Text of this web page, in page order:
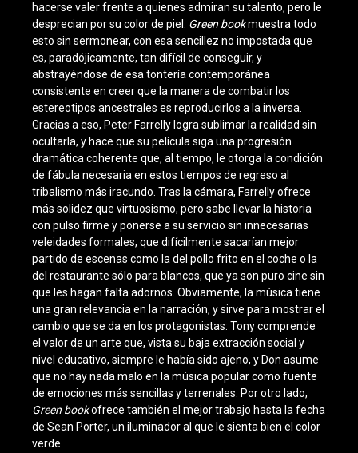
hacerse valer frente a quienes admiran su talento, pero le
desprecian por su color de piel. Green bookmuestra todo
esto sin sermonear, con esa sencillez no impostada que
es, paradójicamente, tan difícil de conseguir, y
abstrayéndose de esa tontería contemporánea
consistente en creer que la manera de combatir los
estereotipos ancestrales es reproducirlos a la inversa.
Gracias a eso, Peter Farrelly logra sublimar la realidad sin
ocultarla, y hace que su película siga una progresión
dramática coherente que, al tiempo, le otorga la condición
de fábula necesaria en estos tiempos de regreso al
tribalismo más iracundo. Tras la cámara, Farrelly ofrece
más solidez que virtuosismo, pero sabe llevar la historia
con pulso firme y ponerse a su servicio sin innecesarias
veleidades formales, que difícilmente sacarían mejor
partido de escenas como la del pollo frito en el coche o la
del restaurante sólo para blancos, que ya son puro cine sin
que les hagan falta adornos. Obviamente, la música tiene
una gran relevancia en la narración, y sirve para mostrar el
cambio que se da en los protagonistas: Tony comprende
el valor de un arte que, vista su baja extracción social y
nivel educativo, siempre le había sido ajeno, y Don asume
que no hay nada malo en la música popular como fuente
de emociones más sencillas y terrenales. Por otro lado,
Green bookofrece también el mejor trabajo hasta la fecha
de Sean Porter, un iluminador al que le sienta bien el color
verde.